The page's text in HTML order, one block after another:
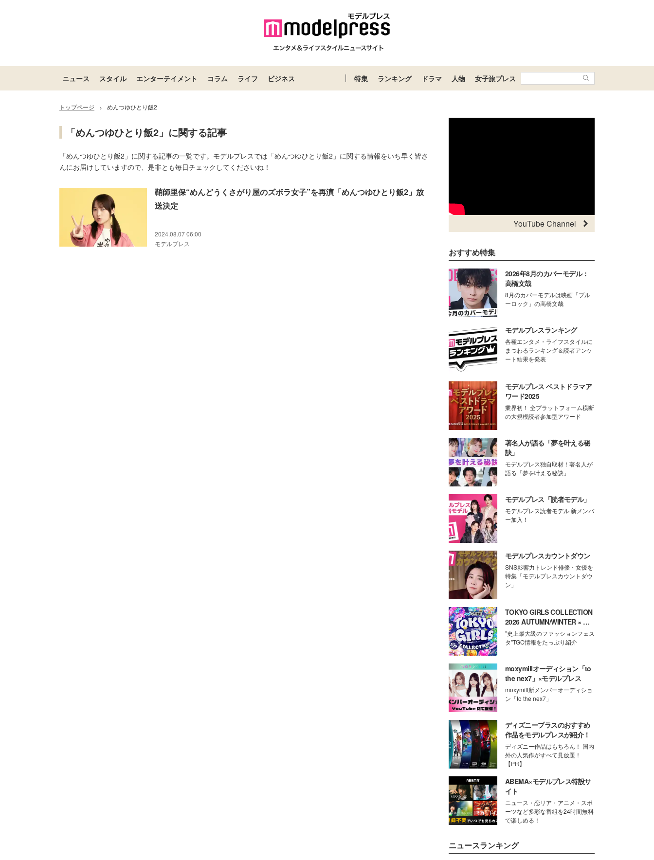
ニュース スタイル エンターテイメント コラム ライフ ビジネス 特集 ランキング ドラマ 人物 女子旅プレス
トップページ > めんつゆひとり飯2
「めんつゆひとり飯2」に関する記事
「めんつゆひとり飯2」に関する記事の一覧です。モデルプレスでは「めんつゆひとり飯2」に関する情報をいち早く皆さ
んにお届けしていますので、是非とも毎日チェックしてくださいね！
鞘師里保“めんどうくさがり屋のズボラ女子”を再演「めんつゆひとり飯2」放
送決定
2024.08.07 06:00
モデルプレス
YouTube Channel
おすすめ特集
2026年8月のカバーモデル：
高橋文哉
8月のカバーモデルは映画「ブル
ーロック」の高橋文哉
モデルプレスランキング
各種エンタメ・ライフスタイルに
まつわるランキング＆読者アンケ
ート結果を発表
モデルプレス ベストドラマア
ワード2025
業界初！ 全プラットフォーム横断
の大規模読者参加型アワード
著名人が語る「夢を叶える秘
訣」
モデルプレス独自取材！著名人が
語る「夢を叶える秘訣」
モデルプレス「読者モデル」
モデルプレス読者モデル 新メンバ
ー加入！
モデルプレスカウントダウン
SNS影響力トレンド俳優・女優を
特集「モデルプレスカウントダウ
ン」
TOKYO GIRLS COLLECTION
2026 AUTUMN/WINTER × モ
デルプレス
"史上最大級のファッションフェス
タ"TGC情報をたっぷり紹介
moxymillオーディション「to
the nex7」×モデルプレス
moxymill新メンバーオーディショ
ン「to the nex7」
ディズニープラスのおすすめ
作品をモデルプレスが紹介！
ディズニー作品はもちろん！ 国内
外の人気作がすべて見放題！
【PR】
ABEMA×モデルプレス特設サ
イト
ニュース・恋リア・アニメ・スポ
ーツなど多彩な番組を24時間無料
で楽しめる！
ニュースランキング